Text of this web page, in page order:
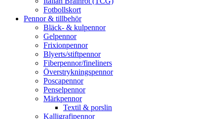
Fotbollskort
Pennor & tillbehör
Bläck- & kulpennor
Gelpennor
Frixionpennor
Blyerts/stiftpennor
Fiberpennor/fineliners
Överstrykningspennor
Poscapennor
Penselpennor
Märkpennor
Textil & porslin
Kalligrafipennor